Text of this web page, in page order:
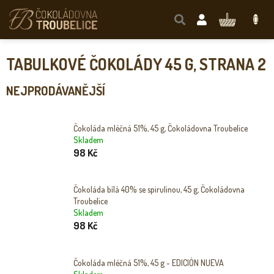
obsah
NÁKUPNÍ
TABULKOVÉ ČOKOLÁDY 45 G, STRANA 2
NEJPRODÁVANĚJŠÍ
Čokoláda mléčná 51%, 45 g, Čokoládovna Troubelice
Skladem
98 Kč
Čokoláda bílá 40% se spirulinou, 45 g, Čokoládovna
Troubelice
Skladem
98 Kč
Čokoláda mléčná 51%, 45 g - EDICIÓN NUEVA